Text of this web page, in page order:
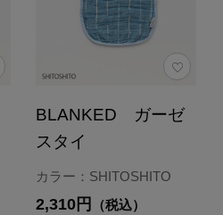
BLANKED ガーゼ
スタイ
カラー：SHITOSHITO
2,310円 （税込）